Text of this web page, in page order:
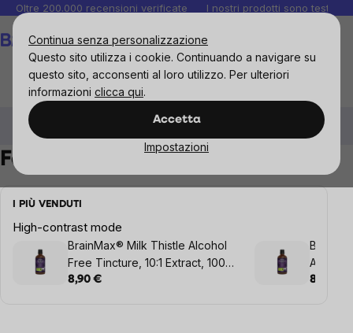
Continua senza personalizzazione
Questo sito utilizza i cookie. Continuando a navigare su
questo sito, acconsenti al loro utilizzo. Per ulteriori
informazioni clicca qui.
Accetta
Impostazioni
Salta
contenuto
Oltre 200.000 recensioni verificate I nostri prodotti sono testati
Brainmax Pure Tintura
sistema urinario
Fegato, reni e sistema urinario
I PIÙ VENDUTI
High-contrast mode
BrainMax® Milk Thistle Alcohol
Free Tincture, 10:1 Extract, 100
ml
8,90 €
Alcohol
100 ml
8,90 €